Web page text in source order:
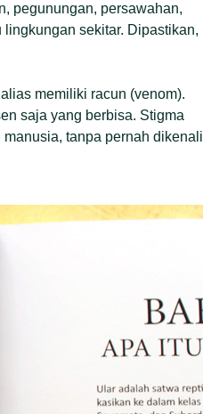
pegunungan, persawahan,
sekitar. Dipastikan,
memiliki racun (venom).
saja yang berbisa. Stigma
tanpa pernah dikenali